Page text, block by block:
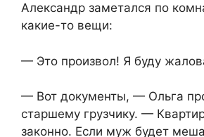
Александр заметался по
какие-то вещи:
— Это произвол! Я буду
— Вот документы, — Ольга
старшему грузчику. —
законно. Если муж будет